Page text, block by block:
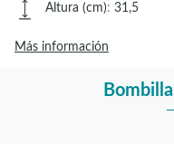
Altura (cm): 31,5
Más información